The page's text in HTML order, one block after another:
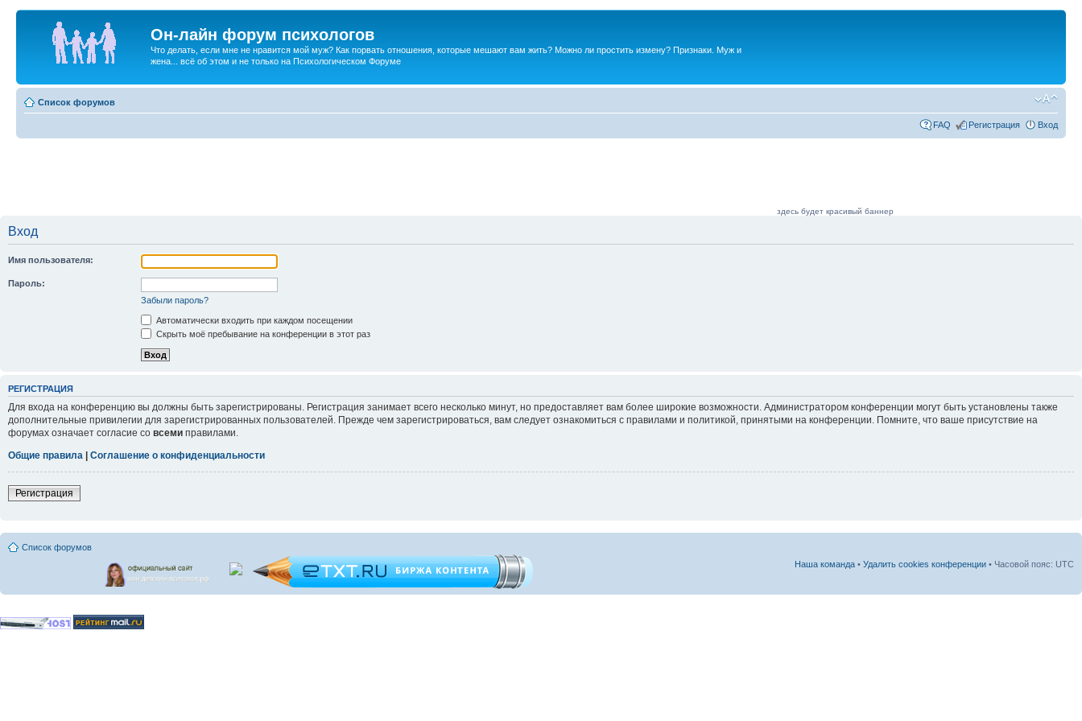
Он-лайн форум психологов
Что делать, если мне не нравится мой муж? Как порвать отношения, которые мешают вам жить? Можно ли простить измену? Признаки. Муж и
жена... всё об этом и не только на Психологическом Форуме
Список форумов
FAQ Регистрация Вход
здесь будет красивый баннер
Вход
Имя пользователя:
Пароль:
Забыли пароль?
Автоматически входить при каждом посещении
Скрыть моё пребывание на конференции в этот раз
РЕГИСТРАЦИЯ
Для входа на конференцию вы должны быть зарегистрированы. Регистрация занимает всего несколько минут, но предоставляет вам более широкие возможности. Администратором конференции могут быть установлены также
дополнительные привилегии для зарегистрированных пользователей. Прежде чем зарегистрироваться, вам следует ознакомиться с правилами и политикой, принятыми на конференции. Помните, что ваше присутствие на
форумах означает согласие со всеми правилами.
Общие правила
Соглашение о конфиденциальности
Регистрация
Список форумов
Наша команда • Удалить cookies конференции • Часовой пояс: UTC